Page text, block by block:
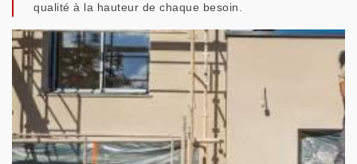
qualité à la hauteur de chaque besoin.